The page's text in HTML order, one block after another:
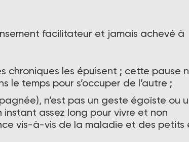
facilitateur et jamais achevé à
chroniques les épuisent ; cette pause
temps pour s’occuper de l’autre ;
n’est pas un geste égoïste ou
assez long pour vivre et non
vis-à-vis de la maladie et des petits